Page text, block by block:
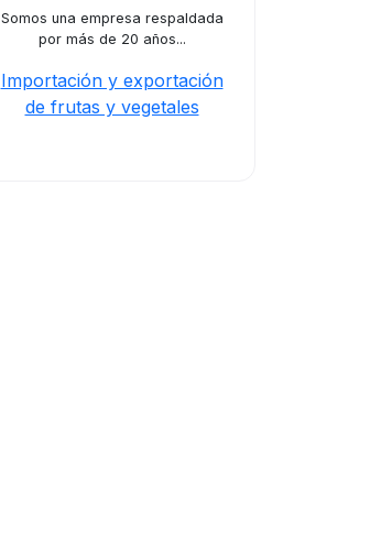
Somos una empresa respaldada
por más de 20 años...
Importación y exportación
de frutas y vegetales